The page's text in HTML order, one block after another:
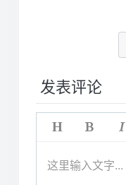
发表评论
这里输入文字...